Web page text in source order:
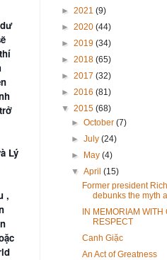
Lý
,
► 2021 (9)
► 2020 (44)
► 2019 (34)
► 2018 (65)
► 2017 (32)
► 2016 (81)
▼ 2015 (68)
►October(7)
►July(24)
►
May(4)
▼April(15)
Former president
debunks the myth
IN MEMORIAM WITH
RESPECT
Canh Giặc
An Act of Greatness